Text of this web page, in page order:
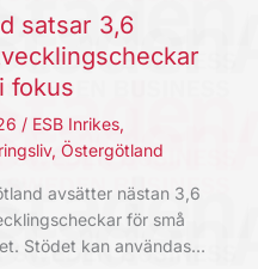
satsar 3,6
fokus
/ ESB Inrikes,
, Östergötland
avsätter nästan 3,6
för små
Stödet kan användas…